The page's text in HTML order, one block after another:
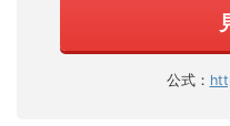
公式：